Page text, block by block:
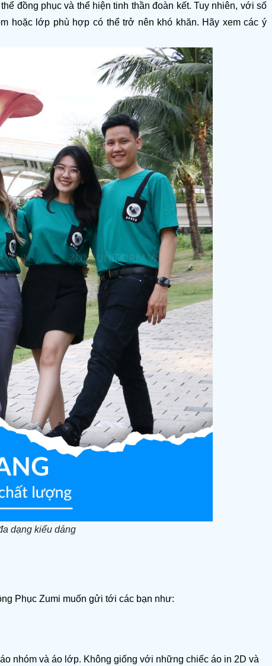
đồng phục và thể hiện tinh thần đoàn kết. Tuy nhiên, với số
hoặc lớp phù hợp có thể trở nên khó khăn. Hãy xem các ý
dạng kiểu dáng
Phục Zumi muốn gửi tới các bạn như:
nhóm và áo lớp. Không giống với những chiếc áo in 2D và